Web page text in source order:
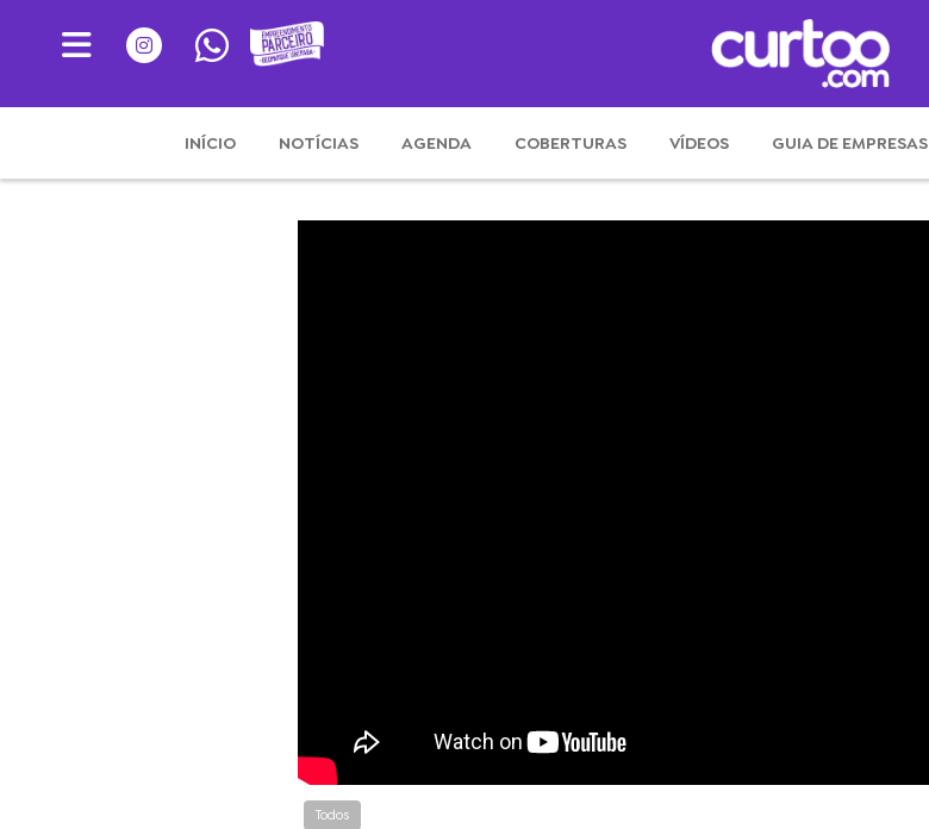
INÍCIO NOTÍCIAS AGENDA COBERTURAS VÍDEOS GUIA DE EMPRESAS
Todos